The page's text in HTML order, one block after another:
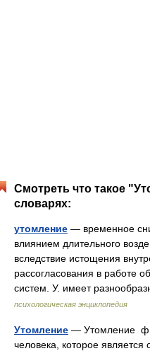
Смотреть что такое
словарях:
утомление — временное
влиянием длительного
вследствие истощения
рассогласования в работе
систем. У. имеет
психологическая энциклопедия
Утомление — Утомление
человека, которое